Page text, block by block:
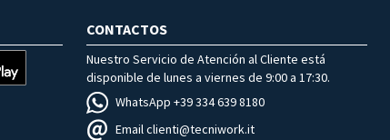
CONTACTOS
Nuestro Servicio de Atención al Cliente está
disponible de lunes a viernes de 9:00 a 17:30.
WhatsApp +39 334 639 8180
Email clienti@tecniwork.it